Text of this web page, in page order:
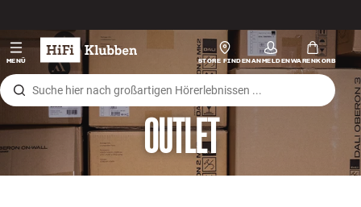
MENÜ STORE FINDENANMELDENWARENKORB
Hi-Fi
Lautsprecher
Plattenspieler
Kopfhörer
OUTLET